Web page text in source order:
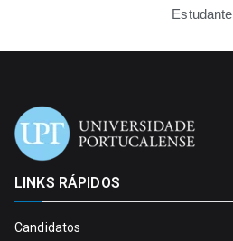
Estudante
LINKS RÁPIDOS
Candidatos